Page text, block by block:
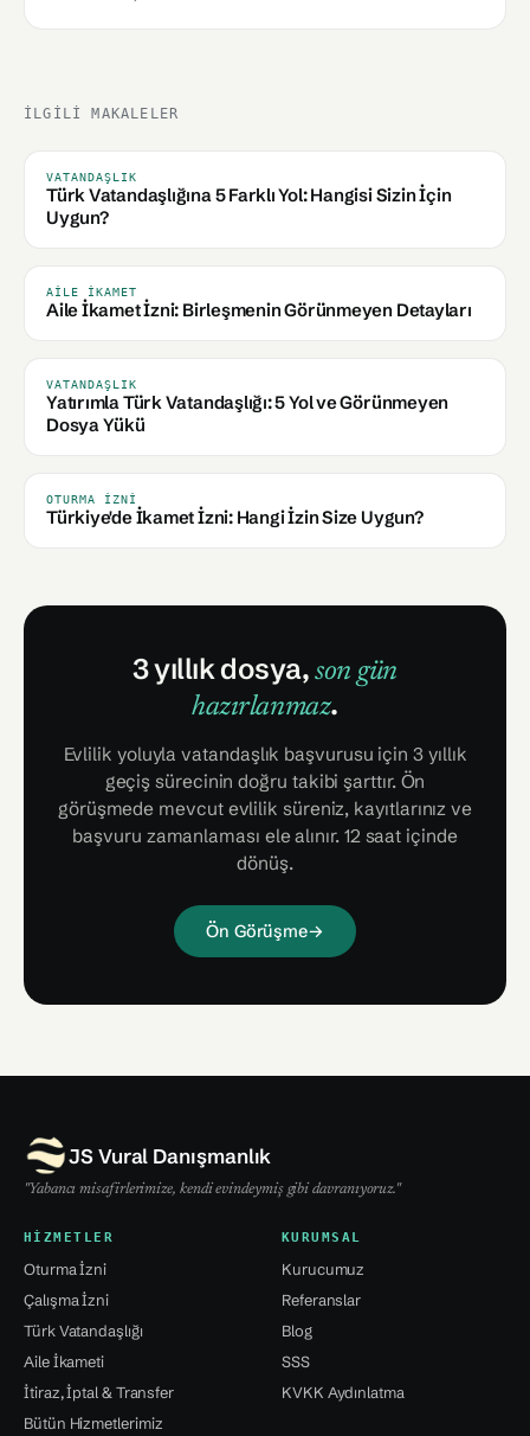
İLGILI MAKALELER
VATANDAŞLIK
Türk Vatandaşlığına 5 Farklı Yol: Hangisi Sizin İçin
Uygun?
AILE İKAMET
Aile İkamet İzni: Birleşmenin Görünmeyen Detayları
VATANDAŞLIK
Yatırımla Türk Vatandaşlığı: 5 Yol ve Görünmeyen
Dosya Yükü
OTURMA İZNI
Türkiye'de İkamet İzni: Hangi İzin Size Uygun?
3 yıllık dosya,son gün
hazırlanmaz.
Evlilik yoluyla vatandaşlık başvurusu için 3 yıllık
geçiş sürecinin doğru takibi şarttır. Ön
görüşmede mevcut evlilik süreniz, kayıtlarınız ve
başvuru zamanlaması ele alınır. 12 saat içinde
dönüş.
Ön Görüşme→
JS Vural Danışmanlık
"Yabancı misafirlerimize, kendi evindeymiş gibi davranıyoruz."
HIZMETLER
Oturma İzni
Çalışma İzni
Türk Vatandaşlığı
Aile İkameti
İtiraz, İptal & Transfer
Bütün Hizmetlerimiz
KURUMSAL
Kurucumuz
Referanslar
Blog
SSS
KVKK Aydınlatma